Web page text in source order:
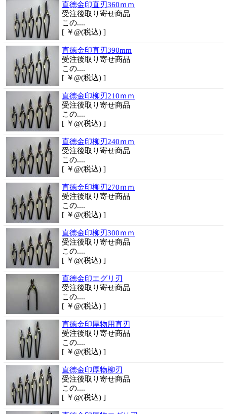
直徳金印直刃360ｍｍ
受注後取り寄せ商品
この....
[ ￥@(税込) ]
直徳金印直刃390mm
受注後取り寄せ商品
この....
[ ￥@(税込) ]
直徳金印柳刃210ｍｍ
受注後取り寄せ商品
この....
[ ￥@(税込) ]
直徳金印柳刃240ｍｍ
受注後取り寄せ商品
この....
[ ￥@(税込) ]
直徳金印柳刃270ｍｍ
受注後取り寄せ商品
この....
[ ￥@(税込) ]
直徳金印柳刃300ｍｍ
受注後取り寄せ商品
この....
[ ￥@(税込) ]
直徳金印エグリ刃
受注後取り寄せ商品
この....
[ ￥@(税込) ]
直徳金印厚物用直刃
受注後取り寄せ商品
この....
[ ￥@(税込) ]
直徳金印厚物柳刃
受注後取り寄せ商品
この....
[ ￥@(税込) ]